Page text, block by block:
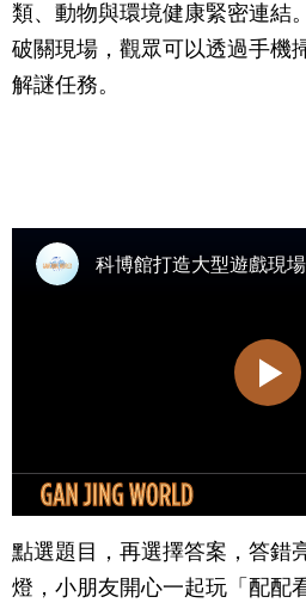
類、動物與環境健康緊密連結
破關現場，觀眾可以透過手機
解謎任務。
點選題目，再選擇答案，答錯
燈，小朋友開心一起玩「配配